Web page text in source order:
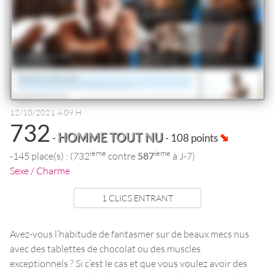
12/10/2021 À 09 H
732 - HOMME TOUT NU- 108 points
-145 place(s) : (732ieme contre 587ieme à J-7)
Sexe / Charme
1 CLICS ENTRANT
Avez-vous l’habitude de fantasmer sur de beaux mecs nus
avec des tablettes de chocolat ou des muscles
exceptionnels ? Si c’est le cas et que vous voulez avoir des